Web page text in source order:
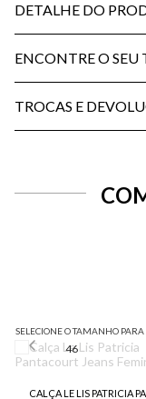
DETALHE DO
ENCONTRE O
TROCAS E
SELECIONE O TAMANHO
46